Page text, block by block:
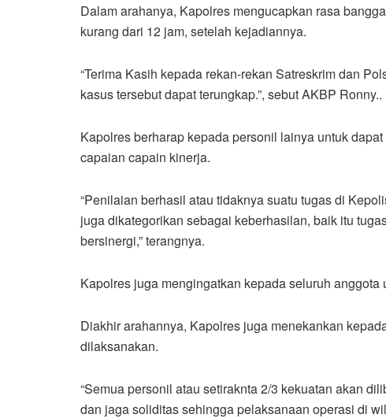
Dalam arahanya, Kapolres mengucapkan rasa
kurang dari 12 jam, setelah kejadiannya.
“Terima Kasih kepada rekan-rekan Satreskrim dan
kasus tersebut dapat terungkap.”, sebut AKBP Ronny..
Kapolres berharap kepada personil lainya untuk
capaian capain kinerja.
“Penilaian berhasil atau tidaknya suatu tugas di
juga dikategorikan sebagai keberhasilan, baik itu
bersinergi,” terangnya.
Kapolres juga mengingatkan kepada seluruh
Diakhir arahannya, Kapolres juga menekankan
dilaksanakan.
“Semua personil atau setiraknta 2/3 kekuatan akan
dan jaga soliditas sehingga pelaksanaan operasi di